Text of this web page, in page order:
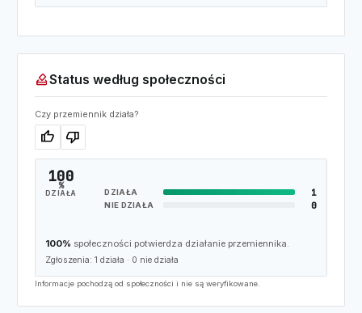
how_to_voteStatus według społeczności
Czy przemiennik działa?
thumb_up thumb_down
100
%
DZIAŁA DZIAŁA 1
NIE DZIAŁA 0
100% społeczności potwierdza działanie przemiennika.
Zgłoszenia: 1 działa · 0 nie działa
Informacje pochodzą od społeczności i nie są weryfikowane.